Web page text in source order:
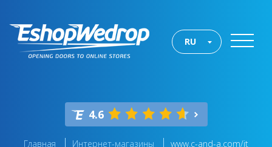
RU
4.6
Главная Интернет-магазины www.c-and-a.com/it